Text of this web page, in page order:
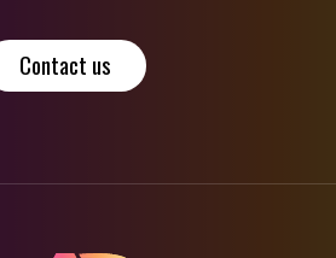
Contact us